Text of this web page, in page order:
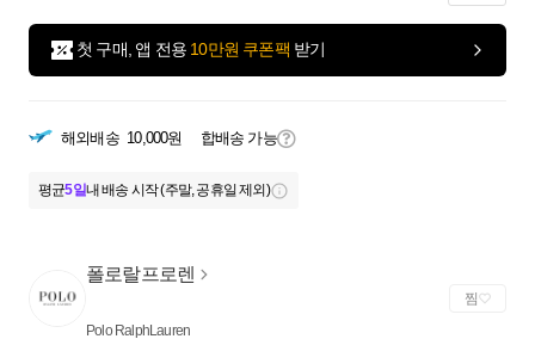
첫 구매, 앱 전용 10만원 쿠폰팩 받기
해외배송 10,000원 합배송 가능
평균5일내 배송 시작 (주말, 공휴일 제외)
폴로랄프로렌
Polo RalphLauren
찜